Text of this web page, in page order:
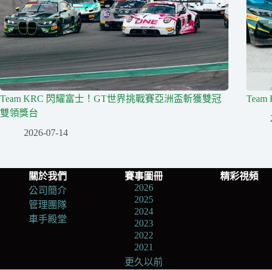
Team KRC 閃耀富士！GT世界挑戰賽亞洲盃斬獲雙冠
雙領獎台
2026-07-14
關於我們
公司簡介
管理團隊
車手殿堂
賽事圖冊
2026
2025
2024
2023
2022
2021
更久以前
精彩視頻